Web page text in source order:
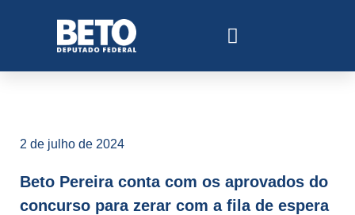
2 de julho de 2024
Beto Pereira conta com os aprovados do
concurso para zerar com a fila de espera